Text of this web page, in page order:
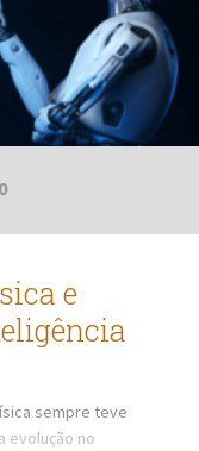
0
e
sempre teve
evolução no